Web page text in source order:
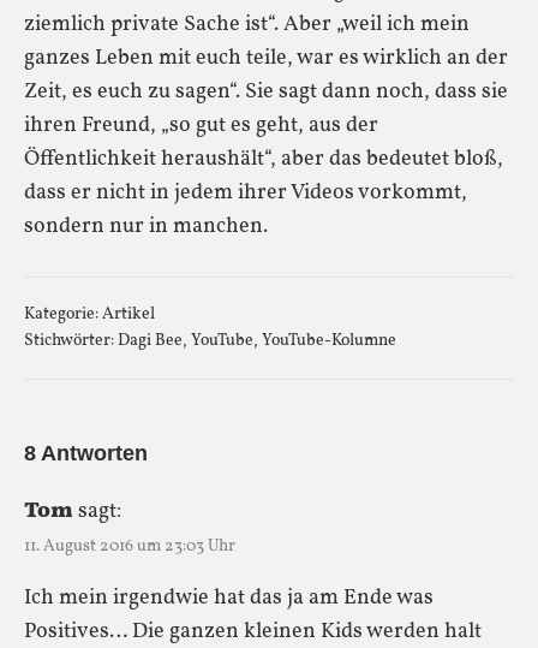
ziemlich private Sache ist“. Aber „weil ich mein
ganzes Leben mit euch teile, war es wirklich an der
Zeit, es euch zu sagen“. Sie sagt dann noch, dass sie
ihren Freund, „so gut es geht, aus der
Öffentlichkeit heraushält“, aber das bedeutet bloß,
dass er nicht in jedem ihrer Videos vorkommt,
sondern nur in manchen.
Kategorie:Artikel
Stichwörter:Dagi Bee, YouTube, YouTube-Kolumne
8 Antworten
Tomsagt:
11. August 2016 um 23:03 Uhr
Ich mein irgendwie hat das ja am Ende was
Positives… Die ganzen kleinen Kids werden halt